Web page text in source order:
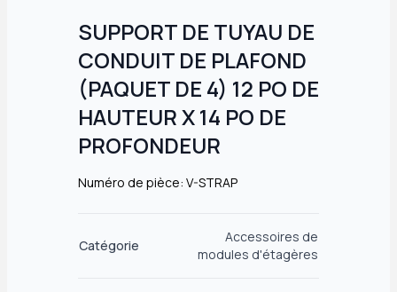
SUPPORT DE TUYAU DE
CONDUIT DE PLAFOND
(PAQUET DE 4) 12 PO DE
HAUTEUR X 14 PO DE
PROFONDEUR
Numéro de pièce: V-STRAP
Catégorie
Accessoires de
modules d'étagères